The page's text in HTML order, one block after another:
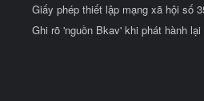
Giấy phép thiết lập mạng xã hội số
Ghi rõ 'nguồn Bkav' khi phát hành